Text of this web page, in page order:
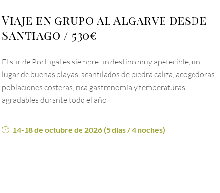
Viaje en grupo al Algarve desde
Santiago
530€
El sur de Portugal es siempre un destino muy apetecible, un
lugar de buenas playas, acantilados de piedra caliza, acogedoras
poblaciones costeras, rica gastronomía y temperaturas
agradables durante todo el año
14-18 de octubre de 2026 (5 días / 4 noches)